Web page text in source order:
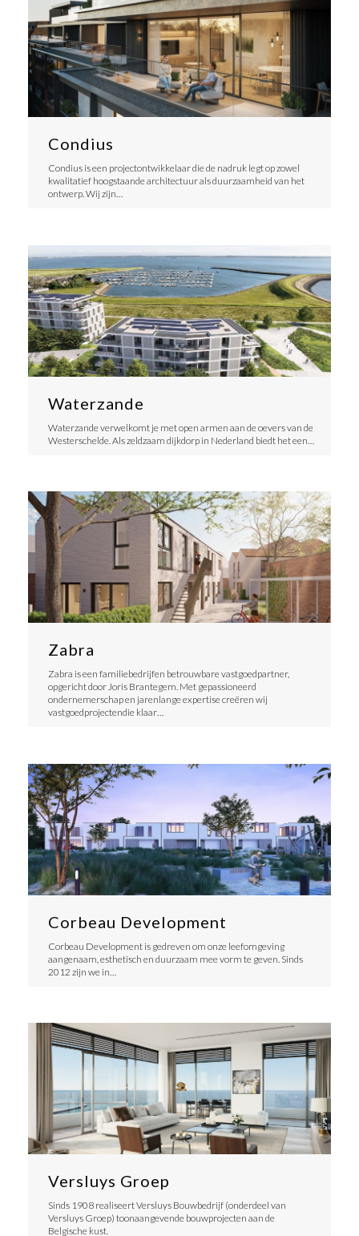
Condius
Condius is een projectontwikkelaar die de nadruk legt op zowel
kwalitatief hoogstaande architectuur als duurzaamheid van het
ontwerp. Wij zijn…
Waterzande
Waterzande verwelkomt je met open armen aan de oevers van de
Westerschelde. Als zeldzaam dijkdorp in Nederland biedt het een…
Zabra
Zabra is een familiebedrijfen betrouwbare vastgoedpartner,
opgericht door Joris Brantegem. Met gepassioneerd
ondernemerschap en jarenlange expertise creëren wij
vastgoedprojectendie klaar…
Corbeau Development
Corbeau Development is gedreven om onze leefomgeving
aangenaam, esthetisch en duurzaam mee vorm te geven. Sinds
2012 zijn we in…
Versluys Groep
Sinds 1908 realiseert Versluys Bouwbedrijf (onderdeel van
Versluys Groep) toonaangevende bouwprojecten aan de
Belgische kust.